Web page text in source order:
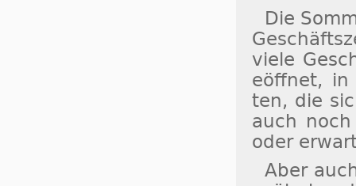
Die
vie­le
eöff­net, in
ten, die
auch
oder
Aber